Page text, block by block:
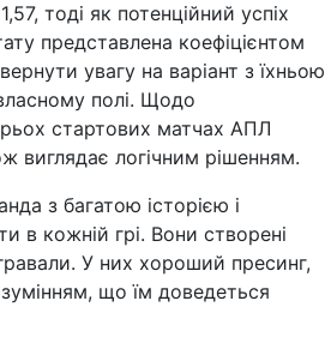
тоді як потенційний успіх
представлена коефіцієнтом
увагу на варіант з їхньою
полі. Щодо
стартових матчах АПЛ
виглядає логічним рішенням.
з багатою історією і
в кожній грі. Вони створені
У них хороший пресинг,
що їм доведеться